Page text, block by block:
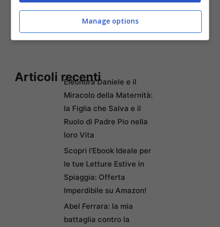
Articoli recentiEleonora Daniele e il
Miracolo della Maternità:
la Figlia che Salva e il
Ruolo di Padre Pio nella
loro Vita
Scopri l’Ebook Ideale per
le tue Letture Estive in
Spiaggia: Offerta
Imperdibile su Amazon!
Abel Ferrara: la mia
battaglia contro la
Manage options